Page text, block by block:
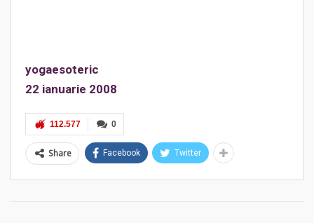
yogaesoteric
22 ianuarie 2008
0
112.577
Share Facebook Twitter